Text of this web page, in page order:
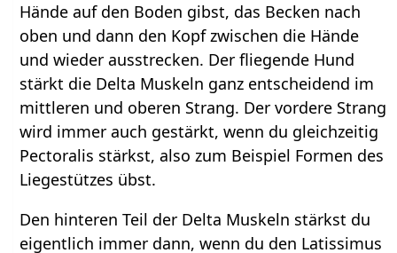
Hände auf den Boden gibst, das Becken nach
oben und dann den Kopf zwischen die Hände
und wieder ausstrecken. Der fliegende Hund
stärkt die Delta Muskeln ganz entscheidend im
mittleren und oberen Strang. Der vordere Strang
wird immer auch gestärkt, wenn du gleichzeitig
Pectoralis stärkst, also zum Beispiel Formen des
Liegestützes übst.
Den hinteren Teil der Delta Muskeln stärkst du
eigentlich immer dann, wenn du den Latissimus